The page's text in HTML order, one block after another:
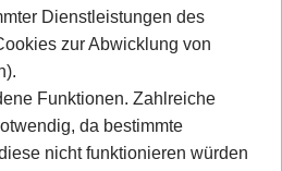
Dienstleistungen des
zur Abwicklung von
Funktionen. Zahlreiche
da bestimmte
nicht funktionieren würden